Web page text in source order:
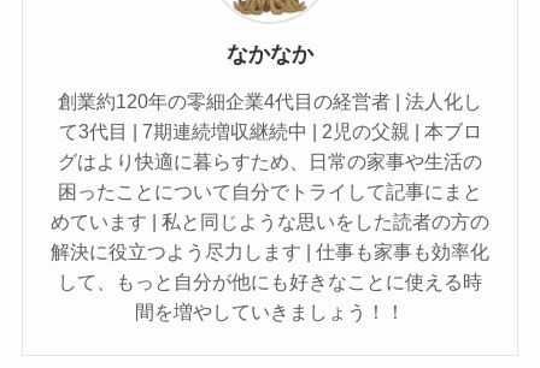
なかなか
創業約120年の零細企業4代目の経営者 | 法人化し
て3代目 | 7期連続増収継続中 | 2児の父親 | 本ブロ
グはより快適に暮らすため、日常の家事や生活の
困ったことについて自分でトライして記事にまと
めています | 私と同じような思いをした読者の方の
解決に役立つよう尽力します | 仕事も家事も効率化
して、もっと自分が他にも好きなことに使える時
間を増やしていきましょう！！